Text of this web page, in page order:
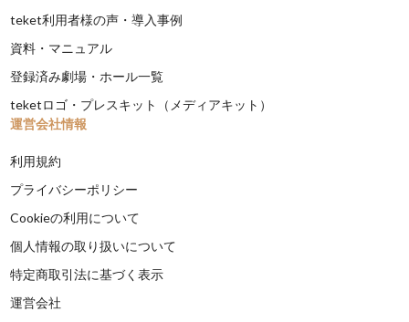
teket利用者様の声・導入事例
資料・マニュアル
登録済み劇場・ホール一覧
teketロゴ・プレスキット（メディアキット）
運営会社情報
利用規約
プライバシーポリシー
Cookieの利用について
個人情報の取り扱いについて
特定商取引法に基づく表示
運営会社